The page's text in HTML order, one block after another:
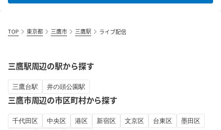
TOP 東京都 三鷹市 三鷹駅 ライブ配信
三鷹駅周辺の駅から探す
三鷹台駅 井の頭公園駅
三鷹市周辺の市区町村から探す
千代田区 中央区 港区 新宿区 文京区 台東区
墨田区